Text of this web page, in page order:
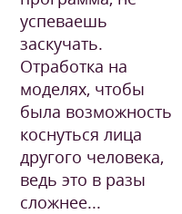
успеваешь
заскучать.
Отработка на
моделях, чтобы
была возможность
коснуться лица
другого человека,
ведь это в разы
сложнее...